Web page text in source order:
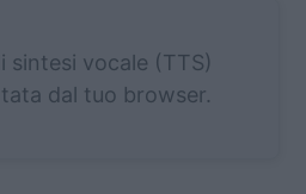
sintesi vocale (TTS)
dal tuo browser.